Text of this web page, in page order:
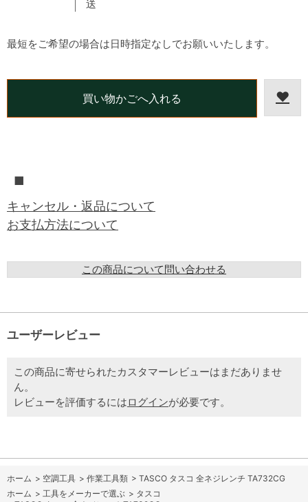
送
■
キャンセル・返品について
お支払方法について
この商品について問い合わせる
最短をご希望の場合は日時指定なしでお願いいたします。
ユーザーレビュー
この商品に寄せられたカスタマーレビューはまだありませ
ん。
レビューを評価するにはログインが必要です。
ホーム > 空調工具 > 作業工具類 > TASCO タスコ 全ネジレンチ TA732CG
ホーム > 工具をメーカーで選ぶ > タスコ